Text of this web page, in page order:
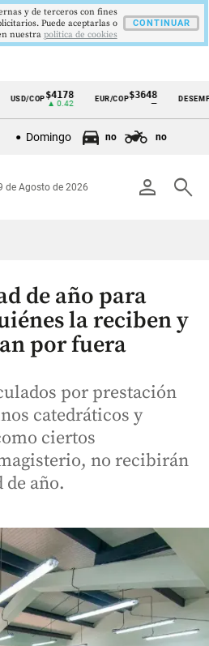
COP$4178
▲ 0.42
EUR/COP$3648
—
DESEMPLEO
▼
Domingo no no
person search
de Agosto de 2026
de año para
la reciben y
por fuera
por prestación
catedráticos y
ciertos
no recibirán
año.
y de terceros con fines
Puede aceptarlas o
nuestra politica de cookies
CONTINUAR